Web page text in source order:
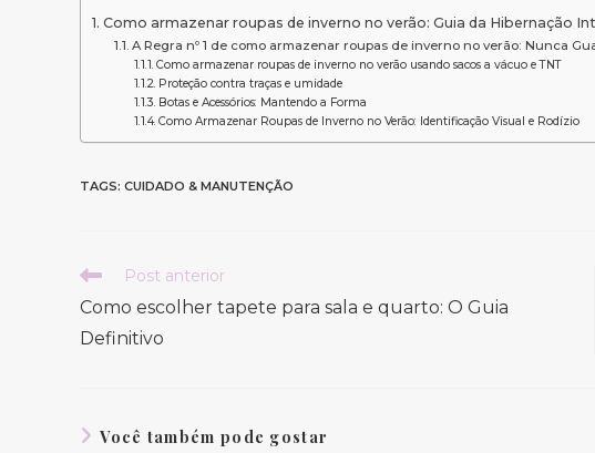
Como armazenar roupas de inverno no verão: Guia da Hibernação
A Regra nº 1 de como armazenar roupas de inverno no verão: Nunca
Como armazenar roupas de inverno no verão usando sacos a vácuo e TNT
Proteção contra traças e umidade
Botas e Acessórios: Mantendo a Forma
Como Armazenar Roupas de Inverno no Verão: Identificação Visual e Rodízio
TAGS: CUIDADO & MANUTENÇÃO
Leia
artigos
Post anterior
Como escolher tapete para sala e quarto: O Guia
Definitivo
Você também pode gostar